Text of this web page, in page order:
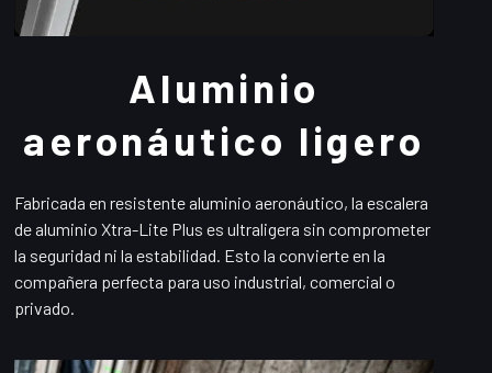
Aluminio
aeronáutico ligero
Fabricada en resistente aluminio aeronáutico, la escalera
de aluminio Xtra-Lite Plus es ultraligera sin comprometer
la seguridad ni la estabilidad. Esto la convierte en la
compañera perfecta para uso industrial, comercial o
privado.